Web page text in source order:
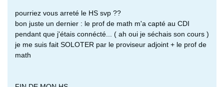
pourriez vous arreté le HS svp ??
bon juste un dernier : le prof de math m'a capté au CDI
pendant que j'étais connécté... ( ah oui je séchais son cours )
je me suis fait SOLOTER par le proviseur adjoint + le prof de
math